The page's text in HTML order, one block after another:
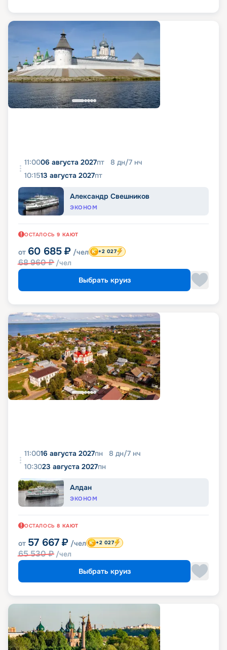
11:0006 августа 2027пт 8 дн/7 нч
10:1513 августа 2027пт
Александр Свешников
ЭКОНОМ
ОСТАЛОСЬ 9 КАЮТ
от 60 685 ₽ /чел
68 960₽ /чел
+2 027
Выбрать круиз
11:0016 августа 2027пн 8 дн/7 нч
10:3023 августа 2027пн
Алдан
ЭКОНОМ
ОСТАЛОСЬ 8 КАЮТ
от 57 667 ₽ /чел
65 530₽ /чел
+2 027
Выбрать круиз